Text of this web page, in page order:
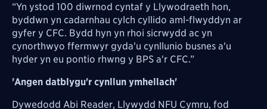
“Yn ystod 100 diwrnod cyntaf y Llywodraeth hon,
byddwn yn cadarnhau cylch cyllido aml-flwyddyn ar
gyfer y CFC. Bydd hyn yn rhoi sicrwydd ac yn
cynorthwyo ffermwyr gyda'u cynllunio busnes a'u
hyder yn eu pontio rhwng y BPS a'r CFC.”
'Angen datblygu'r cynllun ymhellach'
Dywedodd Abi Reader, Llywydd NFU Cymru, fod